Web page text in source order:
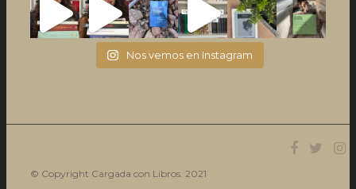
Nos vemos en Instagram
© Copyright Cargada con Libros. 2021